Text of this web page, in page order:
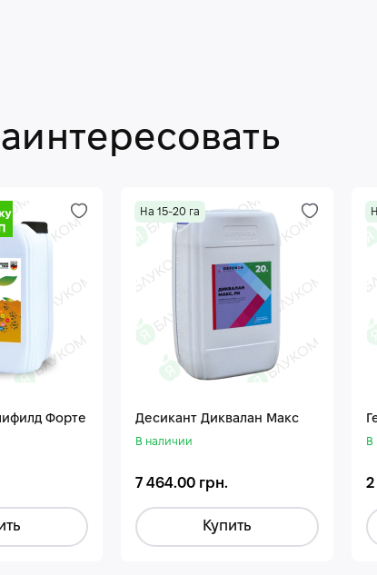
Форте
На 15-20 га
Десикант Диквалан Макс
В наличии
7 464.00 грн.
Купить
В
2